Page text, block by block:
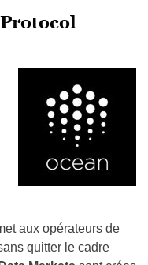
aux opérateurs de
quitter le cadre